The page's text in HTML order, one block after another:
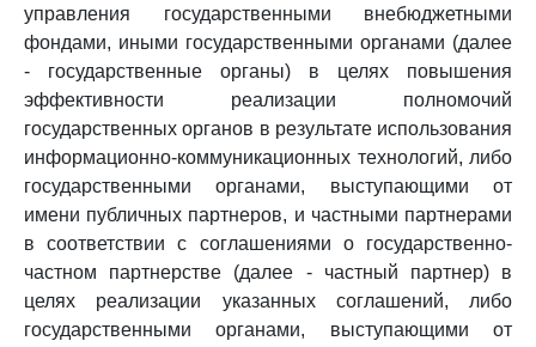
управления государственными внебюджетными
фондами, иными государственными органами (далее
- государственные органы) в целях повышения
эффективности реализации полномочий
государственных органов в результате использования
информационно-коммуникационных технологий, либо
государственными органами, выступающими от
имени публичных партнеров, и частными партнерами
в соответствии с соглашениями о государственно-
частном партнерстве (далее - частный партнер) в
целях реализации указанных соглашений, либо
государственными органами, выступающими от